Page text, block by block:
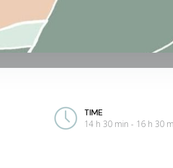
TIME
14 h 30 min - 16 h 30